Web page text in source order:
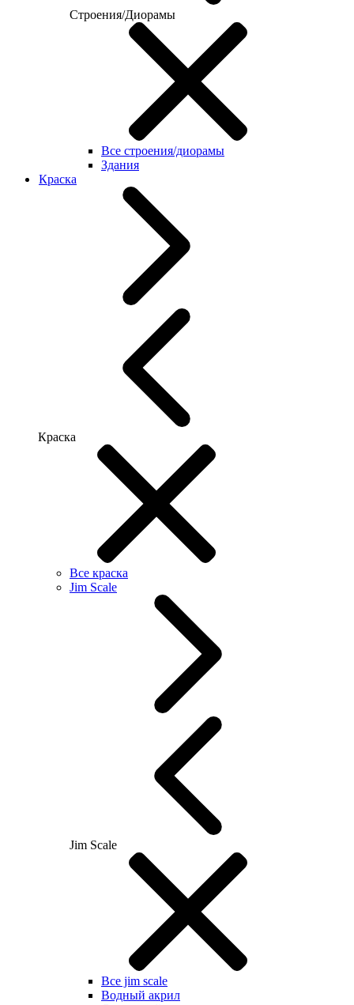
Строения/Диорамы
Все строения/диорамы
Здания
Краска
Краска
Все краска
Jim Scale
Jim Scale
Все jim scale
Водный акрил